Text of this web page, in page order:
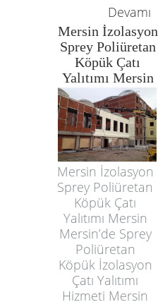
Devamı
Mersin İzolasyon
Sprey Poliüretan
Köpük Çatı
Yalıtımı Mersin
Mersin İzolasyon
Sprey Poliüretan
Köpük Çatı
Yalıtımı Mersin
Mersin’de Sprey
Poliüretan
Köpük İzolasyon
Çatı Yalıtımı
Hizmeti Mersin